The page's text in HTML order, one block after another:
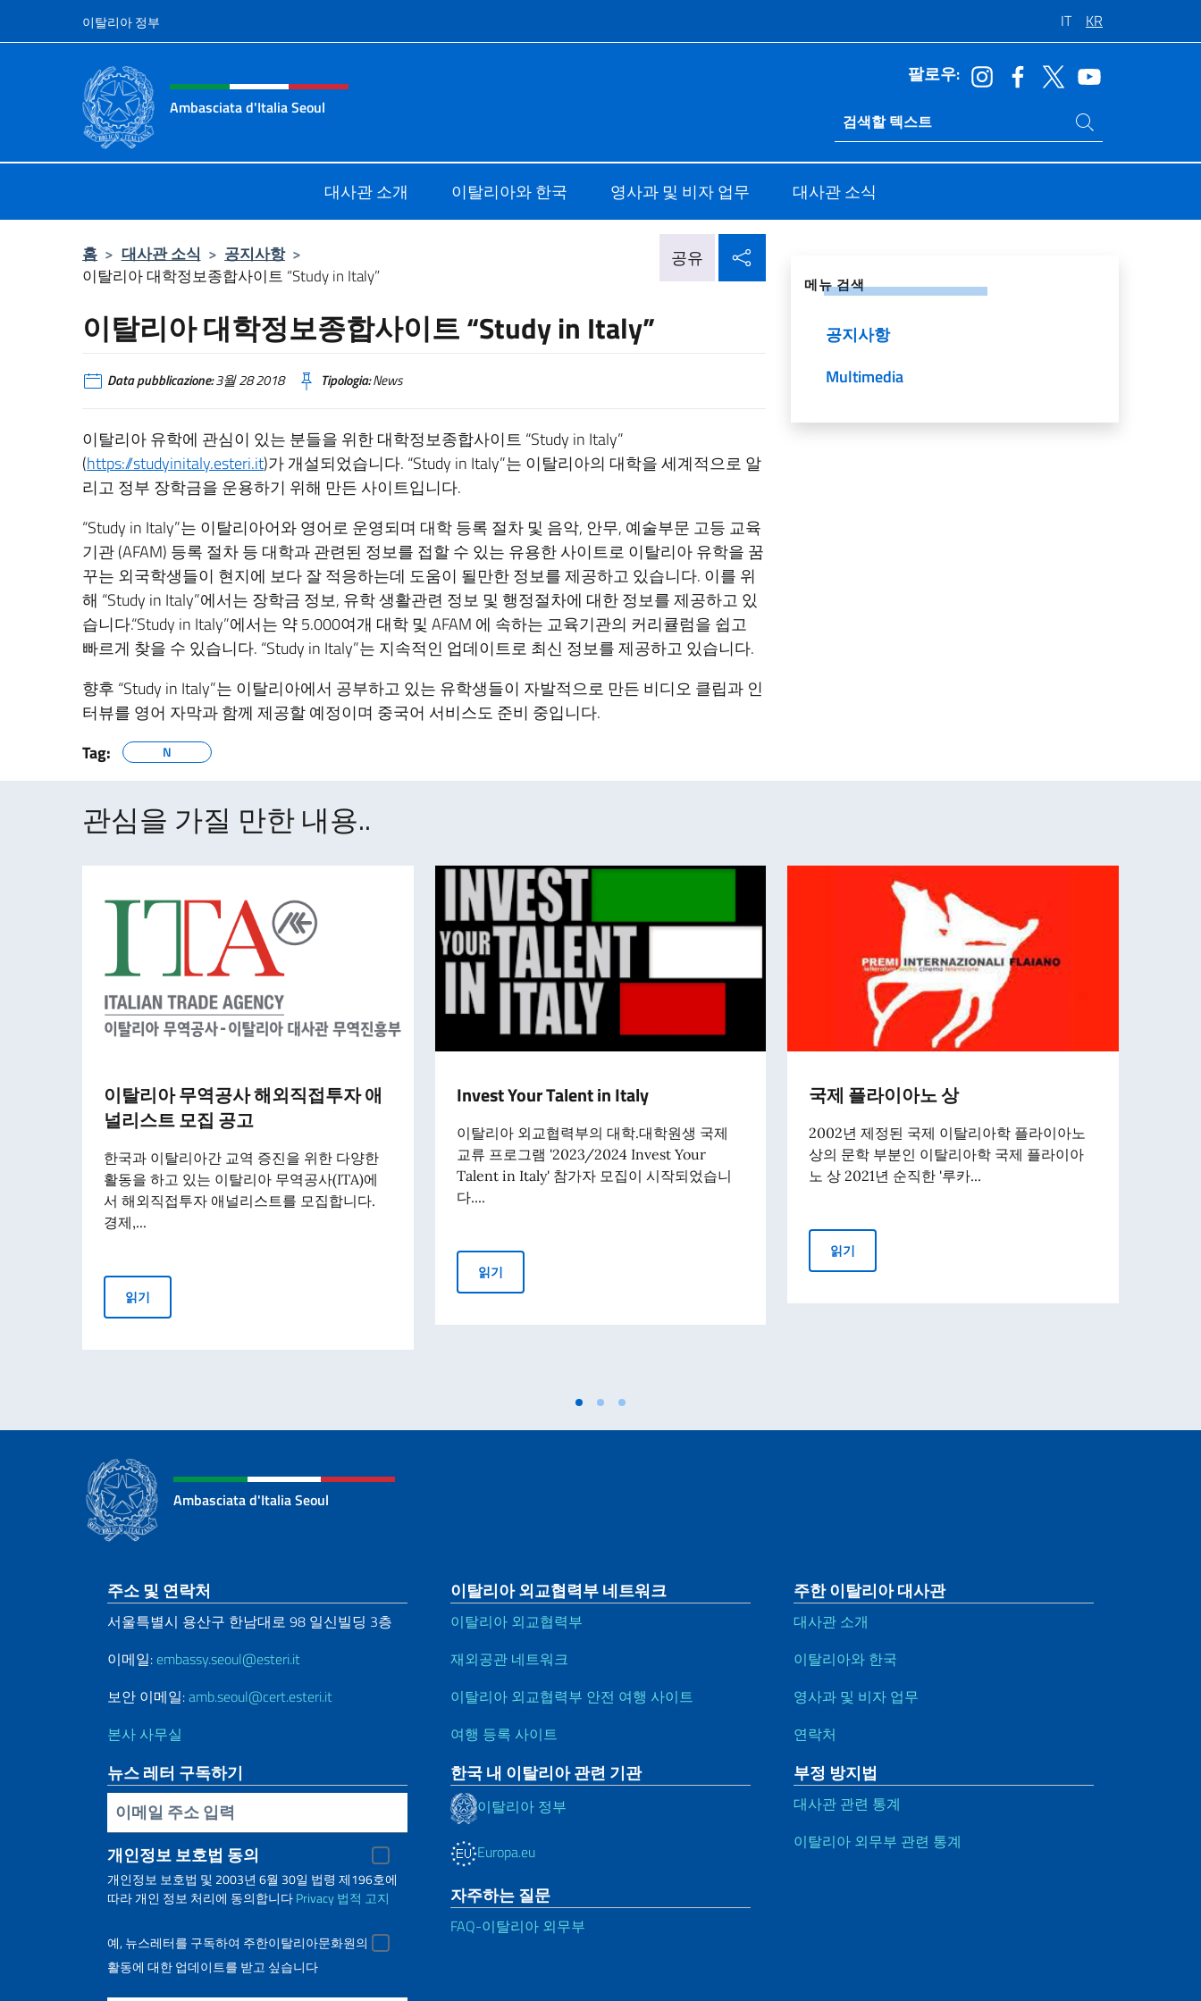
콘텐츠로 건너뛰기
이탈리아 정부 IT KR
Intestazione sito, social e menù
Ambasciata d'Italia Seoul
팔로우:
Ricerca sito live
사이트 내에서 검색
대사관 소개 이탈리아와 한국 영사과 및 비자 업무 대사관 소식
홈 > 대사관 소식 > 공지사항 >
이탈리아 대학정보종합사이트 “Study in Italy”
공유
이탈리아 대학정보종합사이트 “Study in Italy”
Data pubblicazione:3월 28 2018 Tipologia:News
이탈리아 유학에 관심이 있는 분들을 위한 대학정보종합사이트 “Study in Italy”
(https://studyinitaly.esteri.it)가 개설되었습니다. “Study in Italy”는 이탈리아의 대학을 세계적으로 알
리고 정부 장학금을 운용하기 위해 만든 사이트입니다.
“Study in Italy”는 이탈리아어와 영어로 운영되며 대학 등록 절차 및 음악, 안무, 예술부문 고등 교육
기관 (AFAM) 등록 절차 등 대학과 관련된 정보를 접할 수 있는 유용한 사이트로 이탈리아 유학을 꿈
꾸는 외국학생들이 현지에 보다 잘 적응하는데 도움이 될만한 정보를 제공하고 있습니다. 이를 위
해 “Study in Italy”에서는 장학금 정보, 유학 생활관련 정보 및 행정절차에 대한 정보를 제공하고 있
습니다.“Study in Italy”에서는 약 5.000여개 대학 및 AFAM 에 속하는 교육기관의 커리큘럼을 쉽고
빠르게 찾을 수 있습니다. “Study in Italy”는 지속적인 업데이트로 최신 정보를 제공하고 있습니다.
향후 “Study in Italy”는 이탈리아에서 공부하고 있는 유학생들이 자발적으로 만든 비디오 클립과 인
터뷰를 영어 자막과 함께 제공할 예정이며 중국어 서비스도 준비 중입니다.
Tag:
N
메뉴 검색
공지사항
Multimedia
관심을 가질 만한 내용..
이탈리아 무역공사 해외직접투자 애
널리스트 모집 공고
한국과 이탈리아간 교역 증진을 위한 다양한
활동을 하고 있는 이탈리아 무역공사(ITA)에
서 해외직접투자 애널리스트를 모집합니다.
경제,...
읽기
Invest Your Talent in Italy
이탈리아 외교협력부의 대학.대학원생 국제
교류 프로그램 '2023/2024 Invest Your
Talent in Italy' 참가자 모집이 시작되었습니
다....
읽기Invest Your Talent in Italy
국제 플라이아노 상
2002년 제정된 국제 이탈리아학 플라이아노
상의 문학 부분인 이탈리아학 국제 플라이아
노 상 2021년 순직한 '루카...
읽기
Ambasciata d'Italia Seoul
Sezione footer
주소 및 연락처
서울특별시 용산구 한남대로 98 일신빌딩 3층
이메일: embassy.seoul@esteri.it
보안 이메일:amb.seoul@cert.esteri.it
본사 사무실
뉴스 레터 구독하기
Inserisci la tua email
개인정보 보호법 동의
개인정보 보호법 및 2003년 6월 30일 법령 제196호에
따라 개인 정보 처리에 동의합니다Privacy법적 고지
예, 뉴스레터를 구독하여 주한이탈리아문화원의
활동에 대한 업데이트를 받고 싶습니다
이탈리아 외교협력부 네트워크
이탈리아 외교협력부
재외공관 네트워크
이탈리아 외교협력부 안전 여행 사이트
여행 등록 사이트
한국 내 이탈리아 관련 기관
이탈리아 정부
Europa.eu
자주하는 질문
FAQ-이탈리아 외무부
주한 이탈리아 대사관
대사관 소개
이탈리아와 한국
영사과 및 비자 업무
연락처
부정 방지법
대사관 관련 통계
이탈리아 외무부 관련 통계